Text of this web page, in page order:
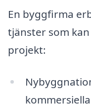
En byggfirma
tjänster som
projekt: